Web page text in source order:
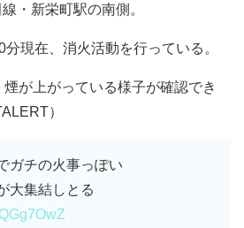
・新栄町駅の南側。
現在、消火活動を行っている。
が上がっている様子が確認でき
）
ガチの火事っぽい
大集結しとる